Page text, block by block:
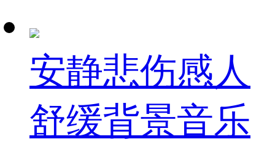
安静悲伤感人
舒缓背景音乐